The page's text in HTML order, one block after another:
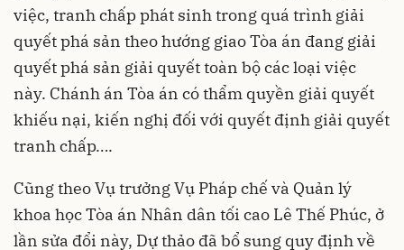
việc, tranh chấp phát sinh trong quá trình giải
quyết phá sản theo hướng giao Tòa án đang giải
quyết phá sản giải quyết toàn bộ các loại việc
này. Chánh án Tòa án có thẩm quyền giải quyết
khiếu nại, kiến nghị đối với quyết định giải quyết
tranh chấp….
Cũng theo Vụ trưởng Vụ Pháp chế và Quản lý
khoa học Tòa án Nhân dân tối cao Lê Thế Phúc, ở
lần sửa đổi này, Dự thảo đã bổ sung quy định về